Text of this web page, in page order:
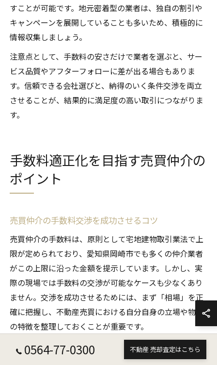
すことが可能です。地元密着型の業者は、独自の割引や
キャンペーンを展開していることも多いため、積極的に
情報収集しましょう。
注意点として、手数料の安さだけで業者を選ぶと、サー
ビス品質やアフターフォローに差が出る場合もありま
す。信頼できる会社選びと、納得のいく条件交渉を両立
させることが、結果的に満足度の高い取引につながりま
す。
手数料適正化を目指す売買仲介の
ポイント
売買仲介の手数料交渉を成功させるコツ
売買仲介の手数料は、原則として宅地建物取引業法で上
限が定められており、愛知県岡崎市でも多くの仲介業者
がこの上限に沿った金額を提示しています。しかし、実
際の現場では手数料の交渉が可能なケースも少なくあり
ません。交渉を成功させるためには、まず「相場」を正
確に把握し、不動産売買における自分自身の立場や物件
の特徴を整理しておくことが重要です。
交渉を円滑に進めるポイントは、複数の業者から見積も
りを取り、比較検討することです。事前に岡崎市の事例
0564-77-0300 不動産 売却査定はこちら